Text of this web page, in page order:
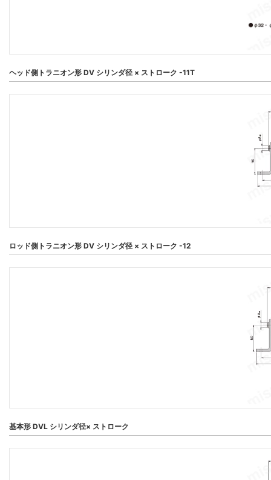
ヘッド側トラニオン形 DV シリンダ径 × ストローク -11T
ロッド側トラニオン形 DV シリンダ径 × ストローク -12
基本形 DVL シリンダ径× ストローク